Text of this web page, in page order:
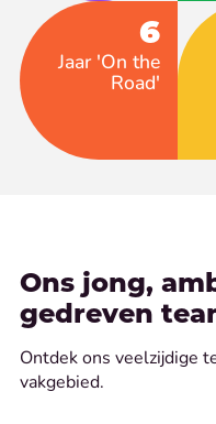
6
Jaar 'On the
Road'
Ons jong,
gedreven
Ontdek ons veelzijdige
vakgebied.